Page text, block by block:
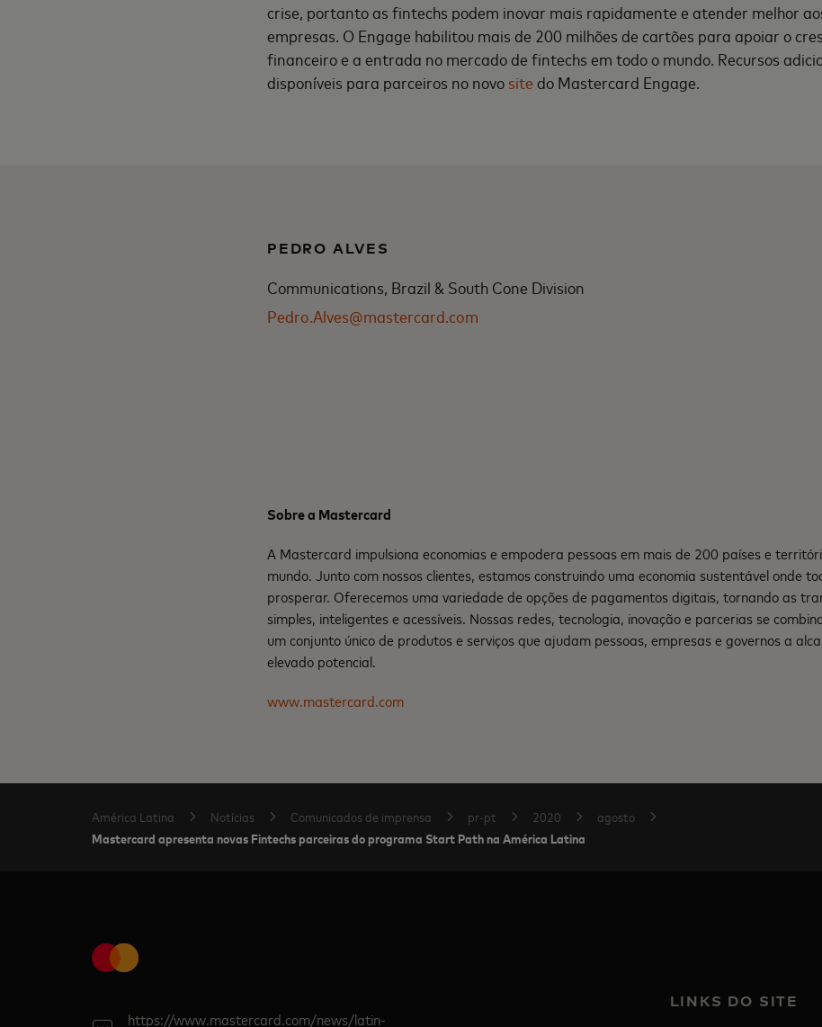
crise, portanto as fintechs podem inovar mais rapidamente e atender melhor
empresas. O Engage habilitou mais de 200 milhões de cartões para apoiar o
financeiro e a entrada no mercado de fintechs em todo o mundo. Recursos
disponíveis para parceiros no novo sitedo Mastercard Engage.
PEDRO ALVES
Communications, Brazil & South Cone Division
Pedro.Alves@mastercard.com
Sobre a Mastercard
A Mastercard impulsiona economias e empodera pessoas em mais de 200 países e
mundo. Junto com nossos clientes, estamos construindo uma economia sustentável onde
prosperar. Oferecemos uma variedade de opções de pagamentos digitais, tornando as
simples, inteligentes e acessíveis. Nossas redes, tecnologia, inovação e parcerias se
um conjunto único de produtos e serviços que ajudam pessoas, empresas e governos a
elevado potencial.
www.mastercard.com
América Latina Notícias Comunicados de imprensa pr-pt 2020 agosto
Mastercard apresenta novas Fintechs parceiras do programa Start Path na América Latina
https://www.mastercard.com/news/latin-
LINKS DO SITE